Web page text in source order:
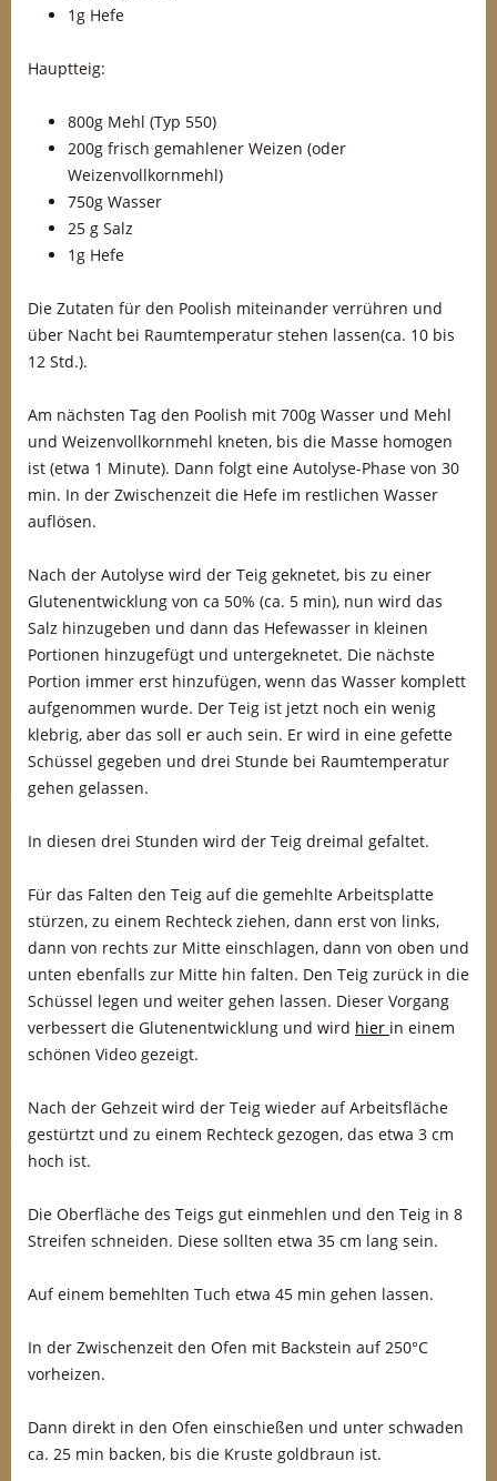
1g Hefe
Hauptteig:
800g Mehl (Typ 550)
200g frisch gemahlener Weizen (oder
Weizenvollkornmehl)
750g Wasser
25 g Salz
1g Hefe
Die Zutaten für den Poolish miteinander verrühren und
über Nacht bei Raumtemperatur stehen lassen(ca. 10 bis
12 Std.).
Am nächsten Tag den Poolish mit 700g Wasser und Mehl
und Weizenvollkornmehl kneten, bis die Masse homogen
ist (etwa 1 Minute). Dann folgt eine Autolyse-Phase von 30
min. In der Zwischenzeit die Hefe im restlichen Wasser
auflösen.
Nach der Autolyse wird der Teig geknetet, bis zu einer
Glutenentwicklung von ca 50% (ca. 5 min), nun wird das
Salz hinzugeben und dann das Hefewasser in kleinen
Portionen hinzugefügt und untergeknetet. Die nächste
Portion immer erst hinzufügen, wenn das Wasser komplett
aufgenommen wurde. Der Teig ist jetzt noch ein wenig
klebrig, aber das soll er auch sein. Er wird in eine gefette
Schüssel gegeben und drei Stunde bei Raumtemperatur
gehen gelassen.
In diesen drei Stunden wird der Teig dreimal gefaltet.
Für das Falten den Teig auf die gemehlte Arbeitsplatte
stürzen, zu einem Rechteck ziehen, dann erst von links,
dann von rechts zur Mitte einschlagen, dann von oben und
unten ebenfalls zur Mitte hin falten. Den Teig zurück in die
Schüssel legen und weiter gehen lassen. Dieser Vorgang
verbessert die Glutenentwicklung und wird hier in einem
schönen Video gezeigt.
Nach der Gehzeit wird der Teig wieder auf Arbeitsfläche
gestürtzt und zu einem Rechteck gezogen, das etwa 3 cm
hoch ist.
Die Oberfläche des Teigs gut einmehlen und den Teig in 8
Streifen schneiden. Diese sollten etwa 35 cm lang sein.
Auf einem bemehlten Tuch etwa 45 min gehen lassen.
In der Zwischenzeit den Ofen mit Backstein auf 250°C
vorheizen.
Dann direkt in den Ofen einschießen und unter schwaden
ca. 25 min backen, bis die Kruste goldbraun ist.